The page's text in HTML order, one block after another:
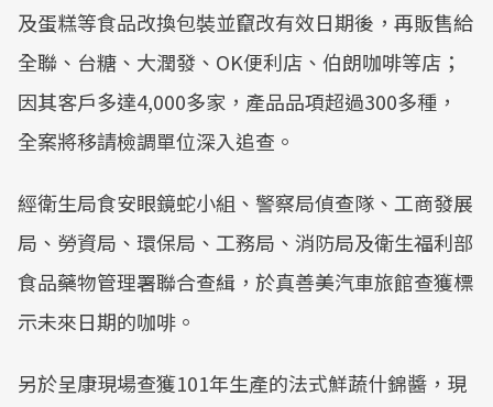
及蛋糕等食品改換包裝並竄改有效日期後，再販售給
全聯、台糖、大潤發、OK便利店、伯朗咖啡等店；
因其客戶多達4,000多家，產品品項超過300多種，
全案將移請檢調單位深入追查。
經衛生局食安眼鏡蛇小組、警察局偵查隊、工商發展
局、勞資局、環保局、工務局、消防局及衛生福利部
食品藥物管理署聯合查緝，於真善美汽車旅館查獲標
示未來日期的咖啡。
另於呈康現場查獲101年生產的法式鮮蔬什錦醬，現